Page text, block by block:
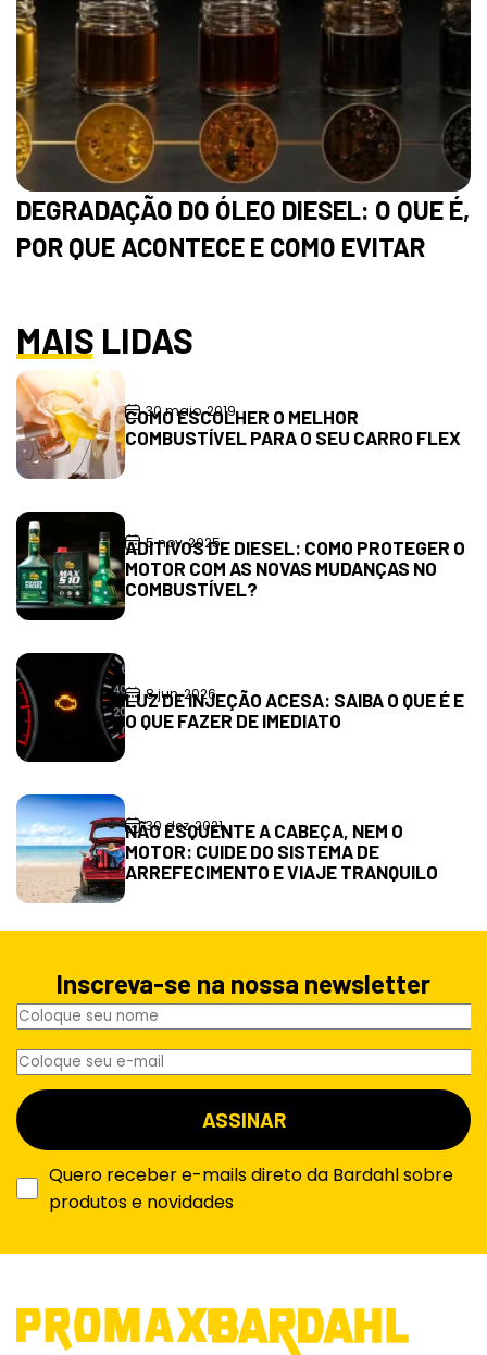
DEGRADAÇÃO DO ÓLEO DIESEL: O QUE É,
POR QUE ACONTECE E COMO EVITAR
MAIS LIDAS
30 maio, 2019
COMO ESCOLHER O MELHOR
COMBUSTÍVEL PARA O SEU CARRO FLEX
5 nov, 2025
ADITIVOS DE DIESEL: COMO PROTEGER O
MOTOR COM AS NOVAS MUDANÇAS NO
COMBUSTÍVEL?
8 jun, 2026
LUZ DE INJEÇÃO ACESA: SAIBA O QUE É E
O QUE FAZER DE IMEDIATO
30 dez, 2021
NÃO ESQUENTE A CABEÇA, NEM O
MOTOR: CUIDE DO SISTEMA DE
ARREFECIMENTO E VIAJE TRANQUILO
Inscreva-se na nossa newsletter
Quero receber e-mails direto da Bardahl sobre
produtos e novidades